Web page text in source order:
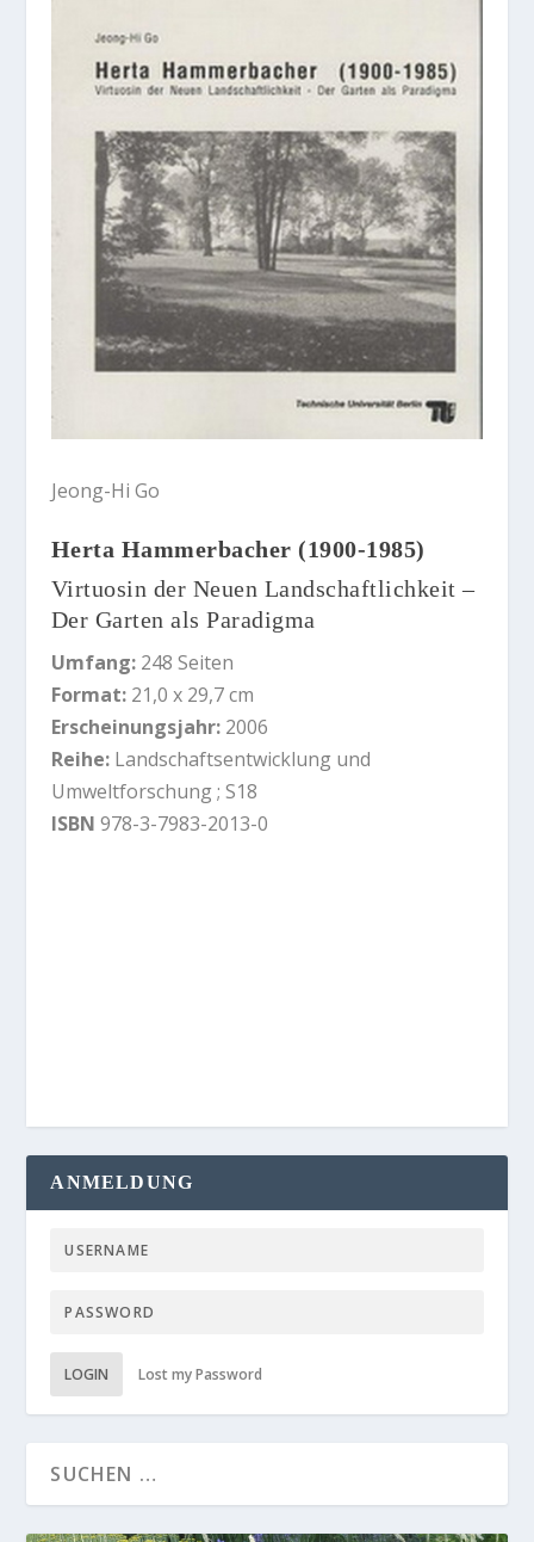
Jeong-Hi Go
Herta Hammerbacher (1900-1985)
Virtuosin der Neuen Landschaftlichkeit –
Der Garten als Paradigma
Umfang: 248 Seiten
Format: 21,0 x 29,7 cm
Erscheinungsjahr: 2006
Reihe: Landschaftsentwicklung und
Umweltforschung ; S18
ISBN 978-3-7983-2013-0
ANMELDUNG
LOGIN Lost my Password